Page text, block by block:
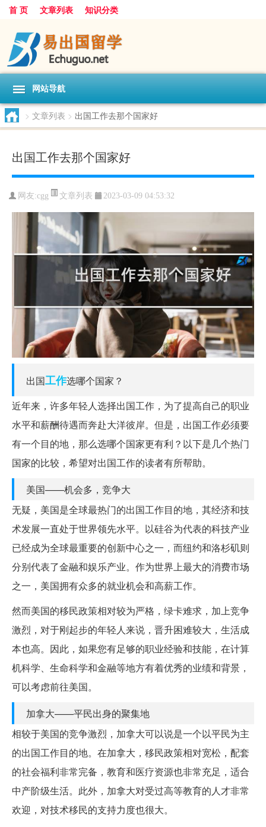
首 页 文章列表 知识分类
网站导航
> 文章列表 > 出国工作去那个国家好
出国工作去那个国家好
网友:cgg 文章列表 2023-03-09 04:53:32
出国工作选哪个国家？
近年来，许多年轻人选择出国工作，为了提高自己的职业
水平和薪酬待遇而奔赴大洋彼岸。但是，出国工作必须要
有一个目的地，那么选哪个国家更有利？以下是几个热门
国家的比较，希望对出国工作的读者有所帮助。
美国——机会多，竞争大
无疑，美国是全球最热门的出国工作目的地，其经济和技
术发展一直处于世界领先水平。以硅谷为代表的科技产业
已经成为全球最重要的创新中心之一，而纽约和洛杉矶则
分别代表了金融和娱乐产业。作为世界上最大的消费市场
之一，美国拥有众多的就业机会和高薪工作。
然而美国的移民政策相对较为严格，绿卡难求，加上竞争
激烈，对于刚起步的年轻人来说，晋升困难较大，生活成
本也高。因此，如果您有足够的职业经验和技能，在计算
机科学、生命科学和金融等地方有着优秀的业绩和背景，
可以考虑前往美国。
加拿大——平民出身的聚集地
相较于美国的竞争激烈，加拿大可以说是一个以平民为主
的出国工作目的地。在加拿大，移民政策相对宽松，配套
的社会福利非常完备，教育和医疗资源也非常充足，适合
中产阶级生活。此外，加拿大对受过高等教育的人才非常
欢迎，对技术移民的支持力度也很大。